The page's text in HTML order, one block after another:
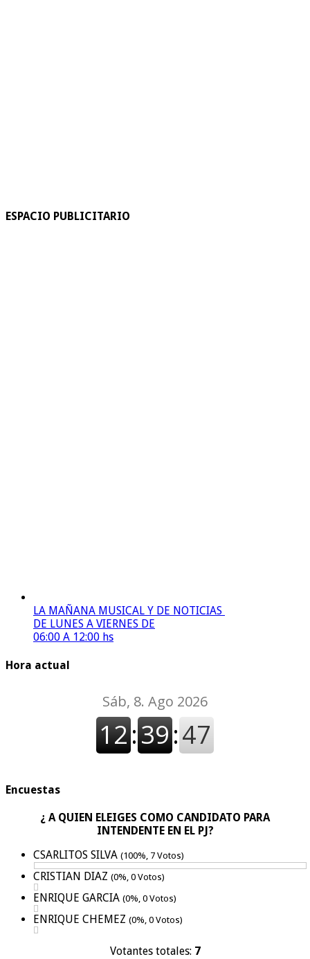
ESPACIO PUBLICITARIO
LA MAÑANA MUSICAL Y DE NOTICIAS
DE LUNES A VIERNES DE
06:00 A 12:00 hs
Hora actual
Encuestas
¿ A QUIEN ELEIGES COMO CANDIDATO PARA
INTENDENTE EN EL PJ?
CSARLITOS SILVA (100%, 7 Votos)
CRISTIAN DIAZ (0%, 0 Votos)
ENRIQUE GARCIA (0%, 0 Votos)
ENRIQUE CHEMEZ (0%, 0 Votos)
Votantes totales: 7